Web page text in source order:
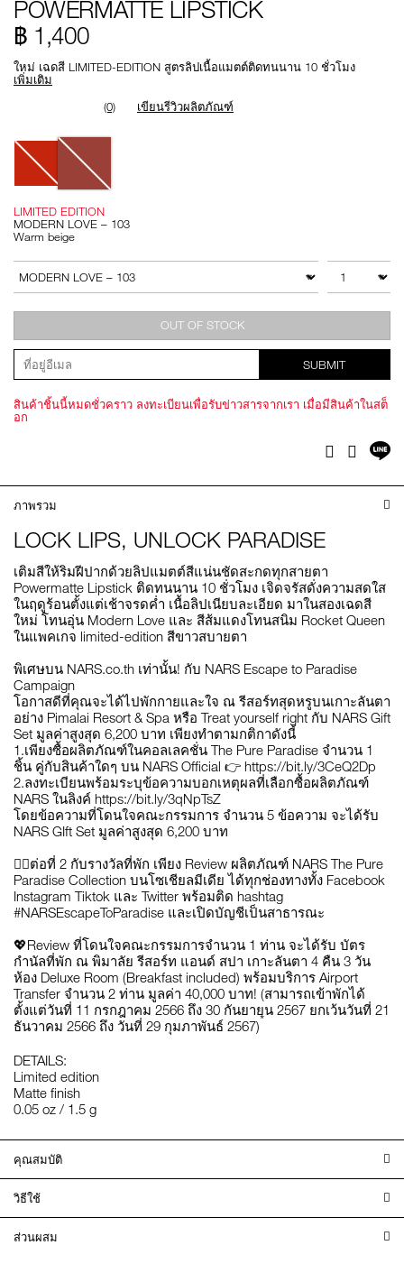
lipstick/0194251136622.html
รายการ.
999NAC0000163
POWERMATTE LIPSTICK
฿ 1,400
ใหม่ เฉดสี LIMITED-EDITION สูตรลิปเนื้อแมตต์ติดทนนาน 10 ชั่วโมง
เพิ่มเติม
(0)
เขียนรีวิวผลิตภัณฑ์
Variations
LIMITED EDITION
MODERN LOVE – 103
Warm beige
to
cart
options
Actions
สินค้าอื่นๆ จำนวน
OUT OF STOCK
SUBMIT
สินค้าชิ้นนี้หมดชั่วคราว ลงทะเบียนเพื่อรับข่าวสารจากเรา เมื่อมีสินค้าในสต็
อก
Facebook
Twitterแ
ภาพรวม
LOCK LIPS, UNLOCK PARADISE
เติมสีให้ริมฝีปากด้วยลิปแมตต์สีแน่นชัดสะกดทุกสายตา
Powermatte Lipstick ติดทนนาน 10 ชั่วโมง เจิดจรัสดั่งความสดใส
ในฤดูร้อนตั้งแต่เช้าจรดค่ำ เนื้อลิปเนียบละเอียด มาในสองเฉดสี
ใหม่ โทนอุ่น Modern Love และ สีส้มแดงโทนสนิม Rocket Queen
ในแพคเกจ limited-edition สีขาวสบายตา
พิเศษบน NARS.co.th เท่านั้น! กับ NARS Escape to Paradise
Campaign
โอกาสดีที่คุณจะได้ไปพักกายและใจ ณ รีสอร์ทสุดหรูบนเกาะลันตา
อย่าง Pimalai Resort & Spa หรือ Treat yourself right กับ NARS Gift
Set มูลค่าสูงสุด 6,200 บาท เพียงทำตามกติกาดังนี้
1.เพียงซื้อผลิตภัณฑ์ในคอลเลคชั่น The Pure Paradise จำนวน 1
ชิ้น คู่กับสินค้าใดๆ บน NARS Official 👉 https://bit.ly/3CeQ2Dp
2.ลงทะเบียนพร้อมระบุข้อความบอกเหตุผลที่เลือกซื้อผลิตภัณฑ์
NARS ในลิงค์ https://bit.ly/3qNpTsZ
โดยข้อความที่โดนใจคณะกรรมการ จำนวน 5 ข้อความ จะได้รับ
NARS GIft Set มูลค่าสูงสุด 6,200 บาท
❤️‍🔥ต่อที่ 2 กับรางวัลที่พัก เพียง Review ผลิตภัณฑ์ NARS The Pure
Paradise Collection บนโซเชียลมีเดีย ได้ทุกช่องทางทั้ง Facebook
Instagram Tiktok และ Twitter พร้อมติด hashtag
#NARSEscapeToParadise และเปิดบัญชีเป็นสาธารณะ
💖Review ที่โดนใจคณะกรรมการจำนวน 1 ท่าน จะได้รับ บัตร
กำนัลที่พัก ณ พิมาลัย รีสอร์ท แอนด์ สปา เกาะลันตา 4 คืน 3 วัน
ห้อง Deluxe Room (Breakfast included) พร้อมบริการ Airport
Transfer จำนวน 2 ท่าน มูลค่า 40,000 บาท! (สามารถเข้าพักได้
ตั้งแต่วันที่ 11 กรกฎาคม 2566 ถึง 30 กันยายน 2567 ยกเว้นวันที่ 21
ธันวาคม 2566 ถึง วันที่ 29 กุมภาพันธ์ 2567)*
DETAILS:
Limited edition
Matte finish
0.05 oz / 1.5 g
คุณสมบัติ
วิธีใช้
ส่วนผสม